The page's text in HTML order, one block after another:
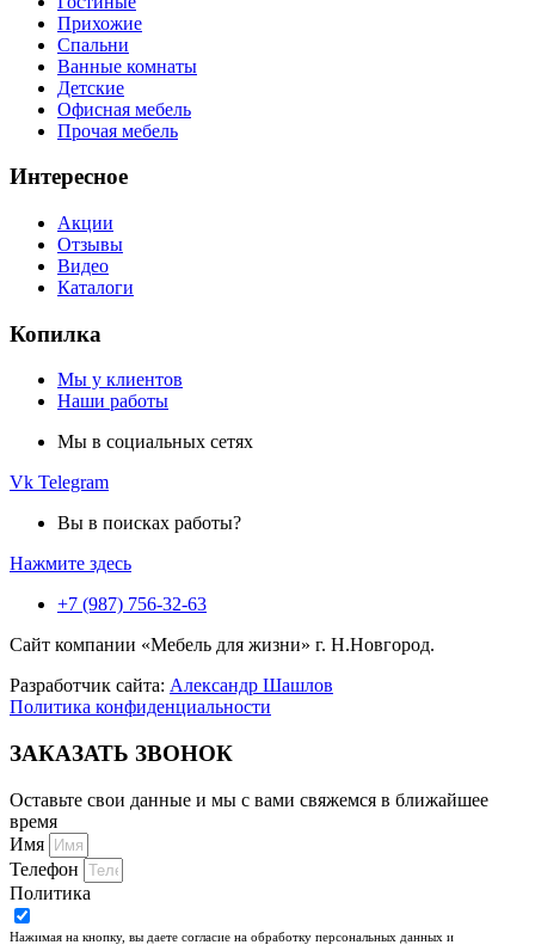
Прихожие
Спальни
Ванные комнаты
Детские
Офисная мебель
Прочая мебель
Интересное
Акции
Отзывы
Видео
Каталоги
Копилка
Мы у клиентов
Наши работы
Мы в социальных сетях
Vk Telegram
Вы в поисках работы?
Нажмите здесь
+7 (987) 756-32-63
Сайт компании «Мебель для жизни» г. Н.Новгород.
Разработчик сайта: Александр Шашлов
Политика конфиденциальности
ЗАКАЗАТЬ ЗВОНОК
Оставьте свои данные и мы с вами свяжемся в ближайшее
время
Имя
Телефон
Политика
Нажимая на кнопку, вы даете согласие на обработку персональных данных и